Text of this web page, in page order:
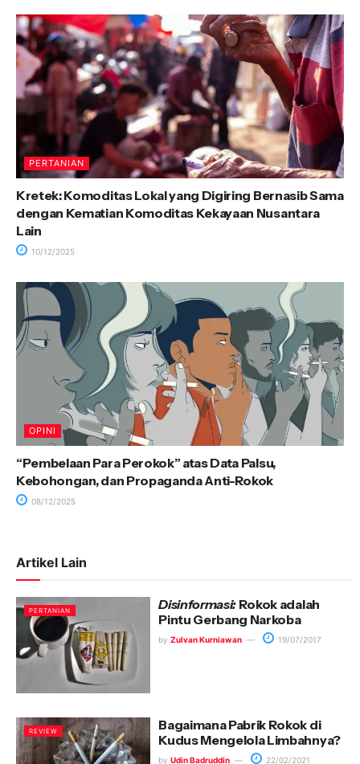
PERTANIAN
Kretek: Komoditas Lokal yang Digiring Bernasib Sama
dengan Kematian Komoditas Kekayaan Nusantara
Lain
10/12/2025
OPINI
“Pembelaan Para Perokok” atas Data Palsu,
Kebohongan, dan Propaganda Anti-Rokok
08/12/2025
Artikel Lain
PERTANIAN Disinformasi: Rokok adalah
Pintu Gerbang Narkoba
by Zulvan Kurniawan 19/07/2017
REVIEW
Bagaimana Pabrik Rokok di
Kudus Mengelola Limbahnya?
by Udin Badruddin 22/02/2021